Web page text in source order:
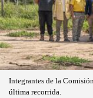
Integrantes de la
última recorrida.